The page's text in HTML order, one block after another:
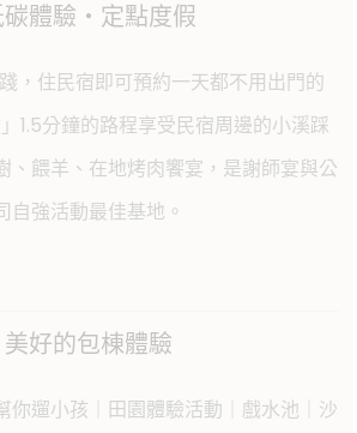
體驗・定點度假
，住民宿即可預約一天都不用出門的
1.5分鐘的路程享受民宿周邊的小溪踩
、餵羊、在地烤肉饗宴，是謝師宴與公
自強活動最佳基地。
美好的包棟體驗
你遛小孩｜田園體驗活動｜戲水池｜沙